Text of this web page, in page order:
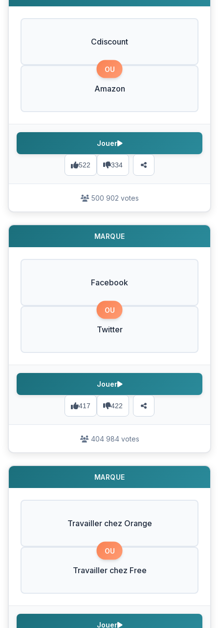
Cdiscount
OU
Amazon
522 334
Jouer
500 902 votes
MARQUE
Facebook
OU
Twitter
417 422
Jouer
404 984 votes
MARQUE
Travailler chez Orange
OU
Travailler chez Free
Jouer